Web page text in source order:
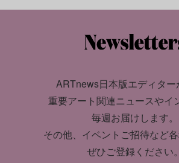
ARTnews日本版エディター
重要アート関連ニュースやイ
毎週お届けします。
その他、イベントご招待など各
ぜひご登録ください。